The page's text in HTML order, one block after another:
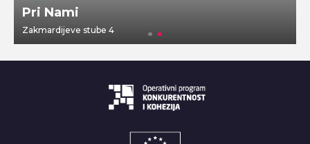
Pri Nami
Zakmardijeve stube 4